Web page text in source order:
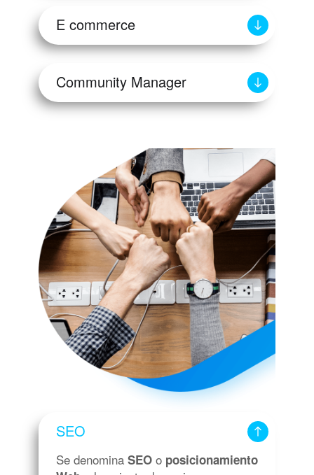
E commerce
Community Manager
SEO
Se denomina SEO o posicionamiento